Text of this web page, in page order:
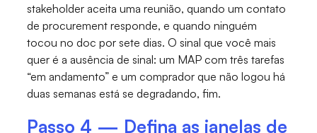
stakeholder aceita uma reunião, quando um contato
de procurement responde, e quando ninguém
tocou no doc por sete dias. O sinal que você mais
quer é a ausência de sinal: um MAP com três tarefas
“em andamento” e um comprador que não logou há
duas semanas está se degradando, fim.
Passo 4 — Defina as janelas de